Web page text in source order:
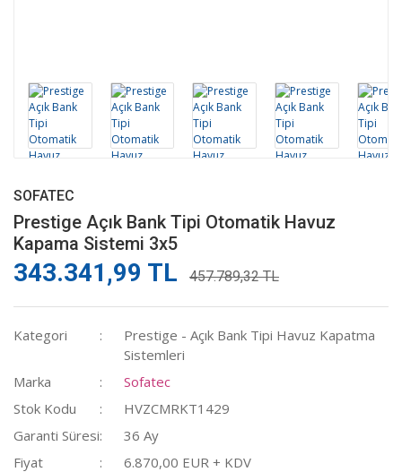
SOFATEC
Prestige Açık Bank Tipi Otomatik Havuz
Kapama Sistemi 3x5
343.341,99 TL 457.789,32 TL
Kategori
Prestige - Açık Bank Tipi Havuz Kapatma
Sistemleri
Marka
Sofatec
Stok Kodu
HVZCMRKT1429
Garanti Süresi
36 Ay
Fiyat
6.870,00 EUR + KDV